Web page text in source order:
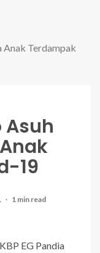
Anak Terdampak
Asuh
19
1 min read
EG Pandia